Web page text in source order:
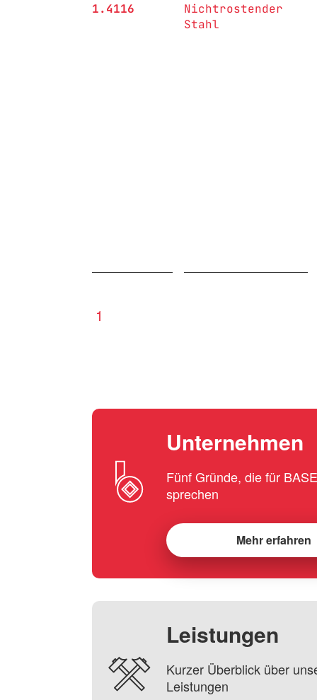
1.4116
Nichtrostender
Stahl
1
Unternehmen
Fünf Gründe, die für
sprechen
Mehr erfahren
Leistungen
Kurzer Überblick über
Leistungen